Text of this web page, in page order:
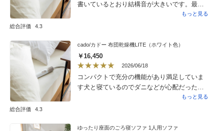
総合評価 4.3
書いているとおり結構音が大きいです。最初
はあまり気にならないかと思いきや、同じ部
にいない時に使うしかないのがやや残念。と
はいえ、梅雨時季にジメジメしない布団に寝
られるのは大変助かります。
もっと見る
総合評価 4.3
cado/カドー 布団乾燥機LITE（ホワイト色）
￥16,450
2026/06/18
コンパクトで充分の機能があり満足していま
す犬と寝ているのでダニなどが心配だったの
もっと見る
ゆったり座面のごろ寝ソファ 1人用ソファ